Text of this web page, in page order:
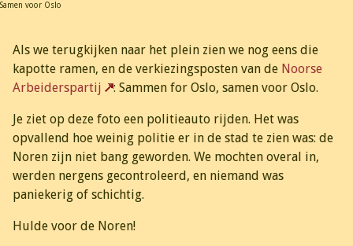
Samen voor Oslo
Als we terugkijken naar het plein zien we nog eens die
kapotte ramen, en de verkiezingsposten van de Noorse
Arbeiderspartij
: Sammen for Oslo, samen voor Oslo.
Je ziet op deze foto een politieauto rijden. Het was
opvallend hoe weinig politie er in de stad te zien was: de
Noren zijn niet bang geworden. We mochten overal in,
werden nergens gecontroleerd, en niemand was
paniekerig of schichtig.
Hulde voor de Noren!